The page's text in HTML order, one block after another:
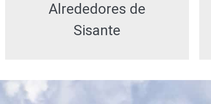
Alrededores de
Sisante